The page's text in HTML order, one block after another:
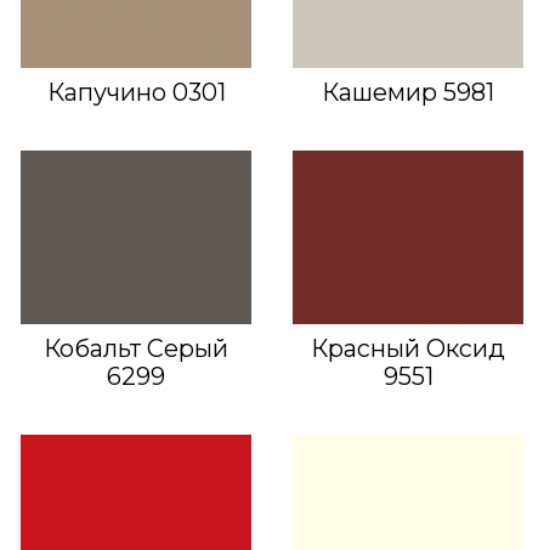
Капучино 0301 Кашемир 5981
Кобальт Серый
6299
Красный Оксид
9551